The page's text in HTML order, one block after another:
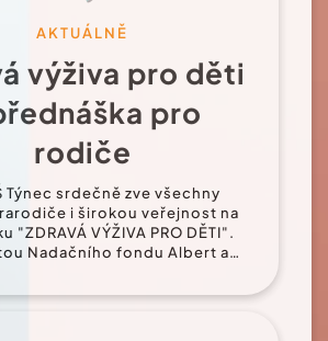
AKTUÁLNĚ
výživa pro děti
pro
rodiče
Týnec srdečně zve všechny
i širokou veřejnost na
"ZDRAVÁ VÝŽIVA PRO DĚTI".
Nadačního fondu Albert a…